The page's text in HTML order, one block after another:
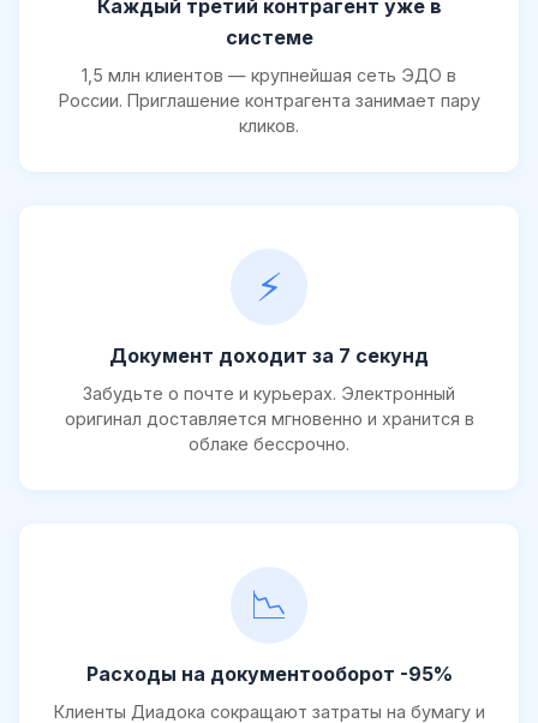
Каждый третий контрагент уже в
системе
1,5 млн клиентов — крупнейшая сеть ЭДО в
России. Приглашение контрагента занимает пару
кликов.
⚡
Документ доходит за 7 секунд
Забудьте о почте и курьерах. Электронный
оригинал доставляется мгновенно и хранится в
облаке бессрочно.
📉
Расходы на документооборот -95%
Клиенты Диадока сокращают затраты на бумагу и